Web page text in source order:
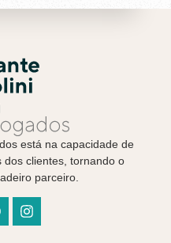
está na capacidade de
clientes, tornando o
parceiro.